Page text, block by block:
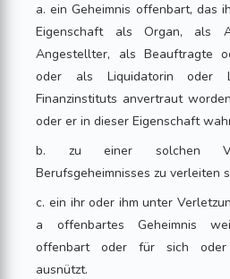
a. ein Geheimnis offenbart, das
Eigenschaft als Organ, als
Angestellter, als Beauftragte
oder als Liquidatorin oder
Finanzinstituts anvertraut
oder er in dieser Eigenschaft
b. zu einer solchen
Berufsgeheimnisses zu verleiten
c. ein ihr oder ihm unter
a offenbartes Geheimnis
offenbart oder für sich oder
ausnützt.